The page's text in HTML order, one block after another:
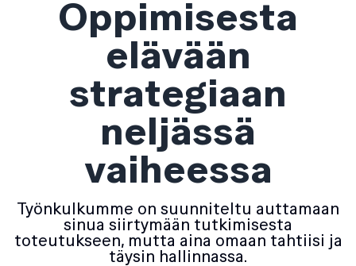
Oppimisesta
elävään
strategiaan
neljässä
vaiheessa
Työnkulkumme on suunniteltu auttamaan
sinua siirtymään tutkimisesta
toteutukseen, mutta aina omaan tahtiisi ja
täysin hallinnassa.